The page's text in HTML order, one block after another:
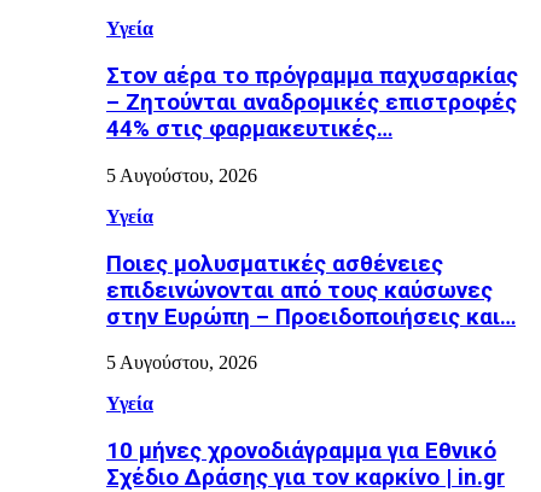
Υγεία
Στον αέρα το πρόγραμμα παχυσαρκίας
– Ζητούνται αναδρομικές επιστροφές
44% στις φαρμακευτικές…
5 Αυγούστου, 2026
Υγεία
Ποιες μολυσματικές ασθένειες
επιδεινώνονται από τους καύσωνες
στην Ευρώπη – Προειδοποιήσεις και…
5 Αυγούστου, 2026
Υγεία
10 μήνες χρονοδιάγραμμα για Εθνικό
Σχέδιο Δράσης για τον καρκίνο | in.gr